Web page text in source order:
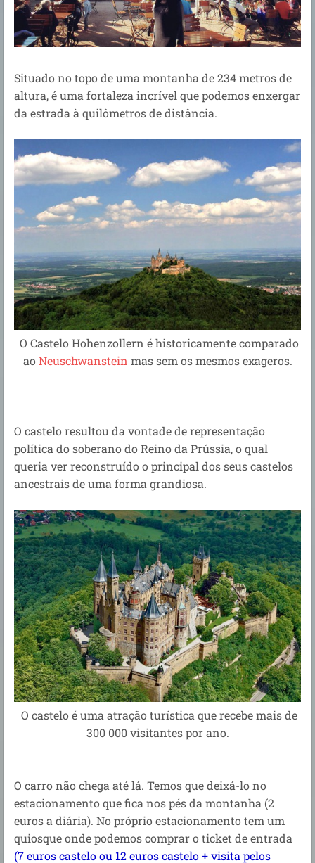
Situado no topo de uma montanha de 234 metros de
altura, é uma fortaleza incrível que podemos enxergar
da estrada à quilômetros de distância.
O Castelo Hohenzollern é historicamente comparado
aoNeuschwanstein mas sem os mesmos exageros.
O castelo resultou da vontade de representação
política do soberano do Reino da Prússia, o qual
queria ver reconstruído o principal dos seus castelos
ancestrais de uma forma grandiosa.
O castelo é uma atração turística que recebe mais de
300 000 visitantes por ano.
O carro não chega até lá. Temos que deixá-lo no
estacionamento que fica nos pés da montanha (2
euros a diária). No próprio estacionamento tem um
quiosque onde podemos comprar o ticket de entrada
(7 euros castelo ou 12 euros castelo + visita pelos